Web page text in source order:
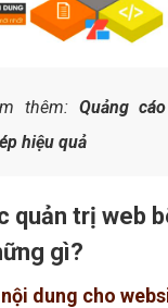
thêm: Quảng
hiệu quả
quản trị web
gì?
dung cho